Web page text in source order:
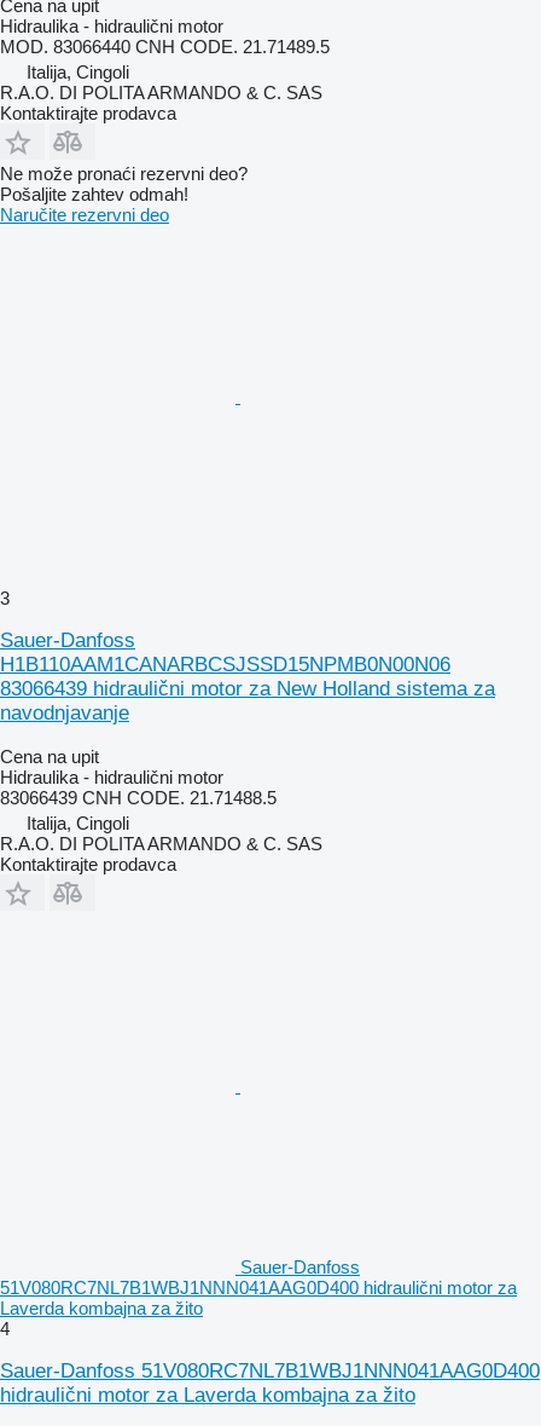
Cena na upit
Hidraulika - hidraulični motor
MOD. 83066440 CNH CODE. 21.71489.5
Italija, Cingoli
R.A.O. DI POLITA ARMANDO & C. SAS
Kontaktirajte prodavca
Ne može pronaći rezervni dеo?
Pošaljite zahtev odmah!
Naručite rezervni dеo
3
Sauer-Danfoss
H1B110AAM1CANARBCSJSSD15NPMB0N00N06
83066439 hidraulični motor za New Holland sistema za
navodnjavanje
Cena na upit
Hidraulika - hidraulični motor
83066439 CNH CODE. 21.71488.5
Italija, Cingoli
R.A.O. DI POLITA ARMANDO & C. SAS
Kontaktirajte prodavca
Sauer-Danfoss
51V080RC7NL7B1WBJ1NNN041AAG0D400 hidraulični motor za
Laverda kombajna za žito
4
Sauer-Danfoss 51V080RC7NL7B1WBJ1NNN041AAG0D400
hidraulični motor za Laverda kombajna za žito